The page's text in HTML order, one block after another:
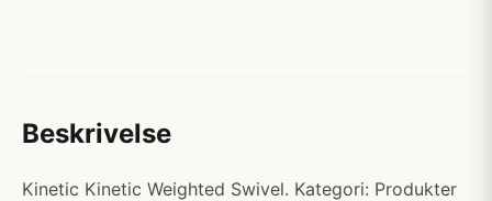
Beskrivelse
Kinetic Kinetic Weighted Swivel. Kategori: Produkter